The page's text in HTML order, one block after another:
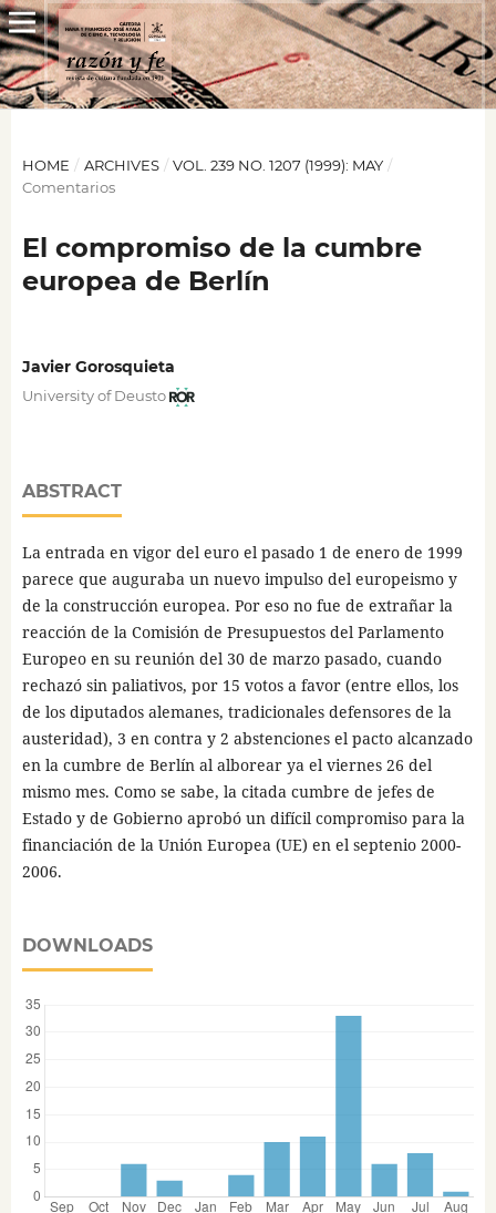
HOME / ARCHIVES / VOL. 239 NO. 1207 (1999): MAY /
Comentarios
El compromiso de la cumbre
europea de Berlín
Javier Gorosquieta
University of Deusto
ABSTRACT
La entrada en vigor del euro el pasado 1 de enero de 1999
parece que auguraba un nuevo impulso del europeismo y
de la construcción europea. Por eso no fue de extrañar la
reacción de la Comisión de Presupuestos del Parlamento
Europeo en su reunión del 30 de marzo pasado, cuando
rechazó sin paliativos, por 15 votos a favor (entre ellos, los
de los diputados alemanes, tradicionales defensores de la
austeridad), 3 en contra y 2 abstenciones el pacto alcanzado
en la cumbre de Berlín al alborear ya el viernes 26 del
mismo mes. Como se sabe, la citada cumbre de jefes de
Estado y de Gobierno aprobó un difícil compromiso para la
financiación de la Unión Europea (UE) en el septenio 2000-
2006.
DOWNLOADS